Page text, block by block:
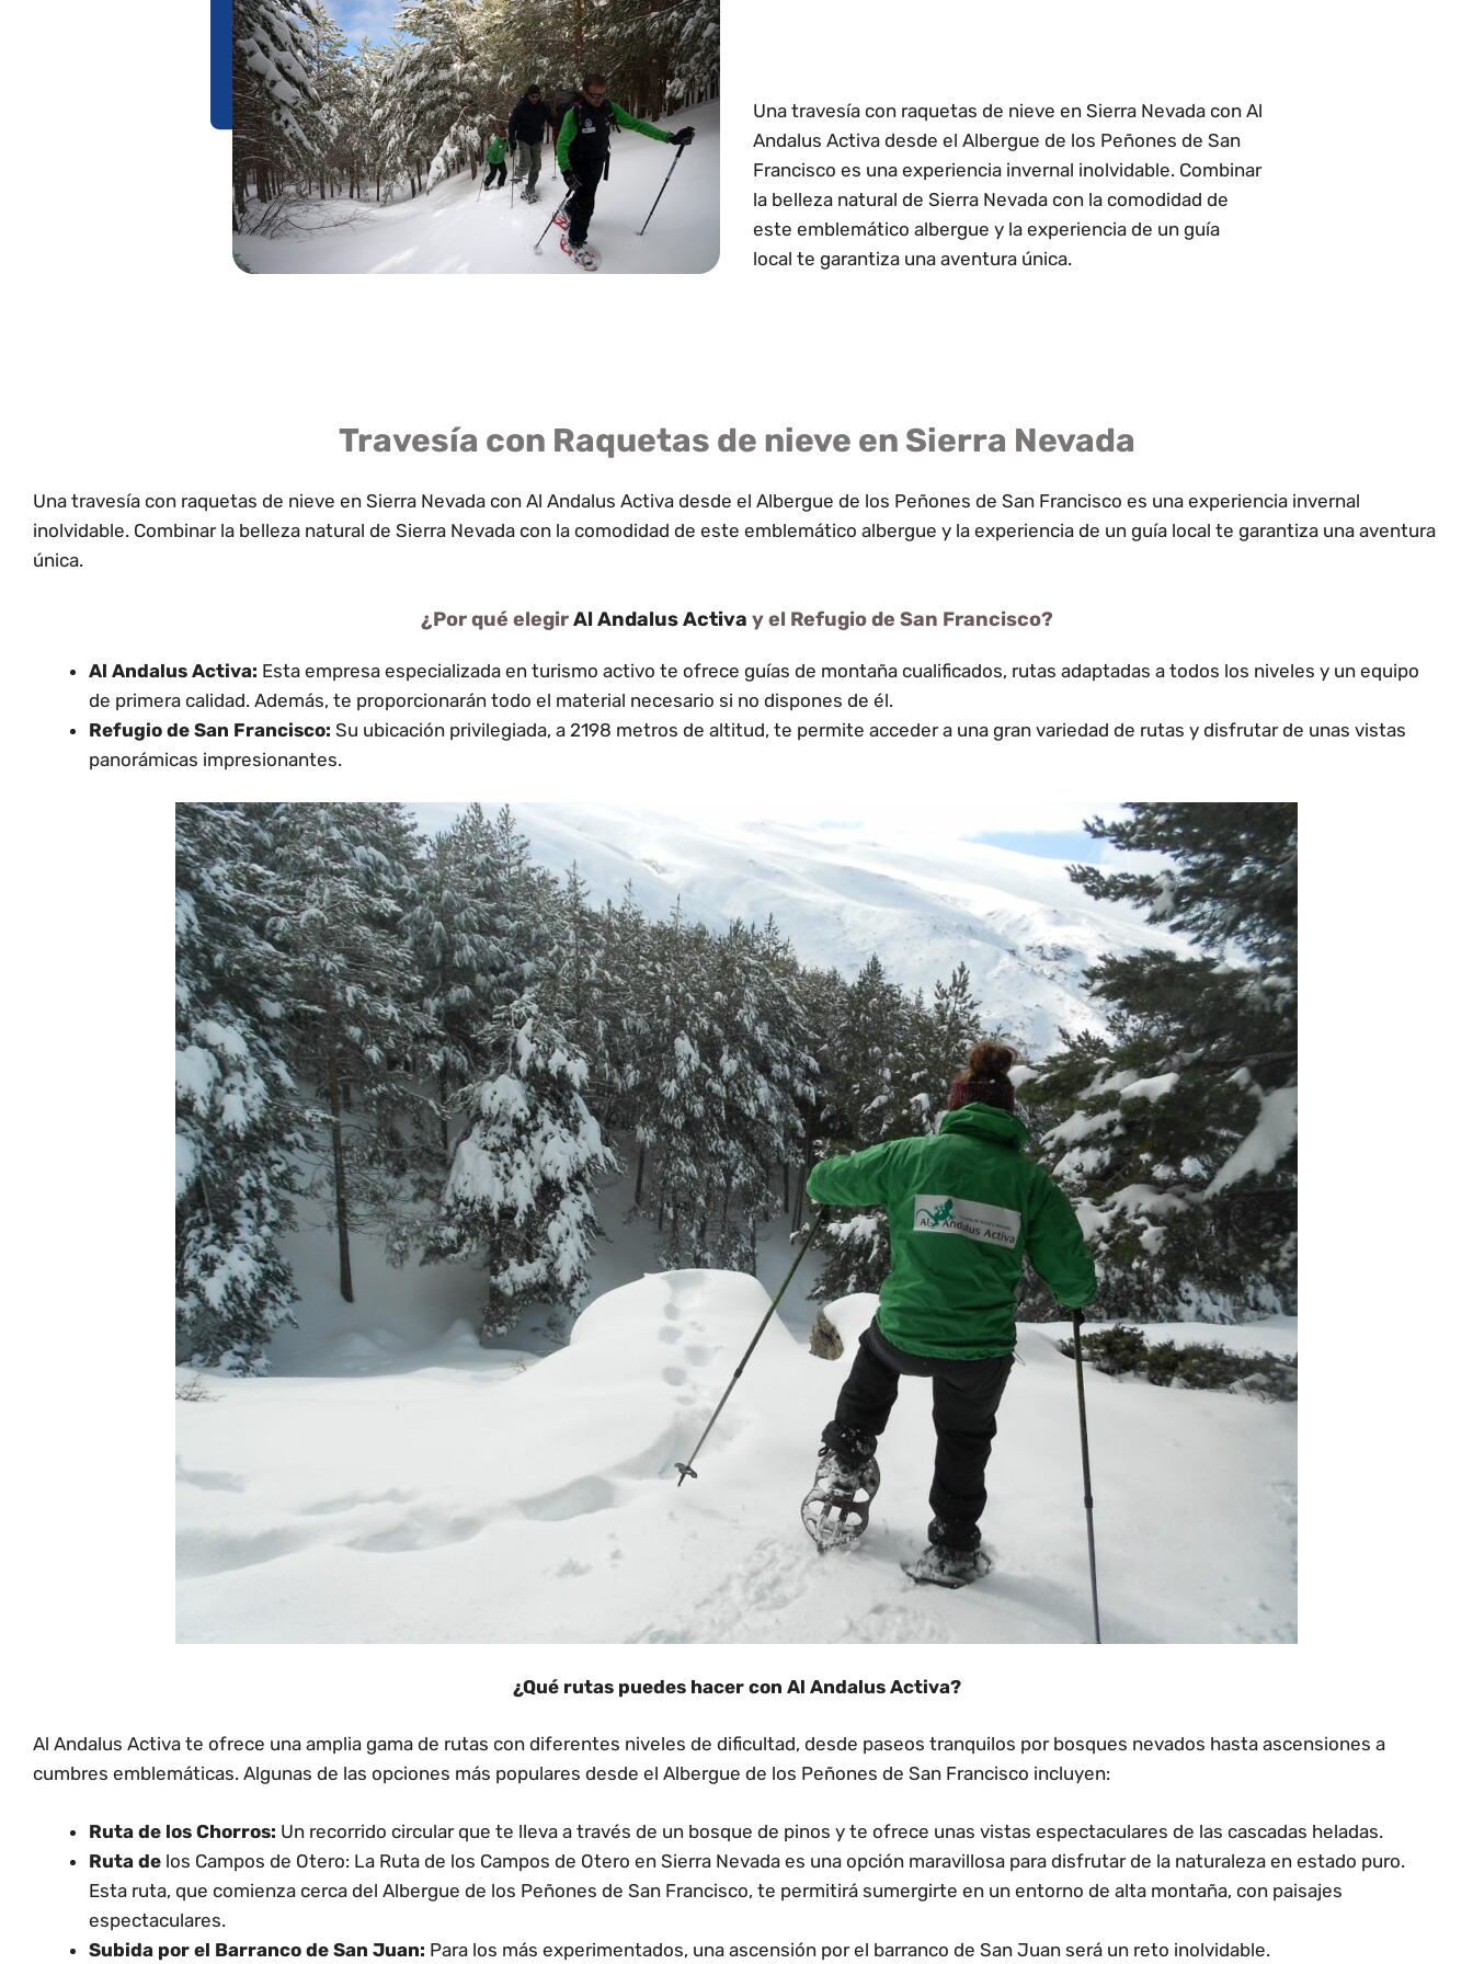
Una travesía con raquetas de nieve en Sierra Nevada con Al
Andalus Activa desde el Albergue de los Peñones de San
Francisco es una experiencia invernal inolvidable. Combinar
la belleza natural de Sierra Nevada con la comodidad de
este emblemático albergue y la experiencia de un guía
local te garantiza una aventura única.
Travesía con Raquetas de nieve en Sierra Nevada
Una travesía con raquetas de nieve en Sierra Nevada con Al Andalus Activa desde el Albergue de los Peñones de San Francisco es una experiencia invernal
inolvidable. Combinar la belleza natural de Sierra Nevada con la comodidad de este emblemático albergue y la experiencia de un guía local te garantiza una aventura
única.
¿Por qué elegirAl Andalus Activa y el Refugio de San Francisco?
Al Andalus Activa: Esta empresa especializada en turismo activo te ofrece guías de montaña cualificados, rutas adaptadas a todos los niveles y un equipo
de primera calidad. Además, te proporcionarán todo el material necesario si no dispones de él.
Refugio de San Francisco: Su ubicación privilegiada, a 2198 metros de altitud, te permite acceder a una gran variedad de rutas y disfrutar de unas vistas
panorámicas impresionantes.
¿Qué rutas puedes hacer con Al Andalus Activa?
Al Andalus Activa te ofrece una amplia gama de rutas con diferentes niveles de dificultad, desde paseos tranquilos por bosques nevados hasta ascensiones a
cumbres emblemáticas. Algunas de las opciones más populares desde el Albergue de los Peñones de San Francisco incluyen:
Ruta de los Chorros: Un recorrido circular que te lleva a través de un bosque de pinos y te ofrece unas vistas espectaculares de las cascadas heladas.
Ruta de los Campos de Otero: La Ruta de los Campos de Otero en Sierra Nevada es una opción maravillosa para disfrutar de la naturaleza en estado puro.
Esta ruta, que comienza cerca del Albergue de los Peñones de San Francisco, te permitirá sumergirte en un entorno de alta montaña, con paisajes
espectaculares.
Subida por el Barranco de San Juan: Para los más experimentados, una ascensión por el barranco de San Juan será un reto inolvidable.